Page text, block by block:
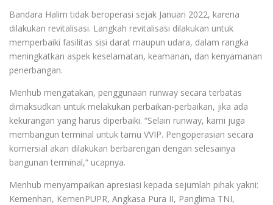
Bandara Halim tidak beroperasi sejak Januari 2022, karena
dilakukan revitalisasi. Langkah revitalisasi dilakukan untuk
memperbaiki fasilitas sisi darat maupun udara, dalam rangka
meningkatkan aspek keselamatan, keamanan, dan kenyamanan
penerbangan.
Menhub mengatakan, penggunaan runway secara terbatas
dimaksudkan untuk melakukan perbaikan-perbaikan, jika ada
kekurangan yang harus diperbaiki. “Selain runway, kami juga
membangun terminal untuk tamu VVIP. Pengoperasian secara
komersial akan dilakukan berbarengan dengan selesainya
bangunan terminal,” ucapnya.
Menhub menyampaikan apresiasi kepada sejumlah pihak yakni:
Kemenhan, KemenPUPR, Angkasa Pura II, Panglima TNI,